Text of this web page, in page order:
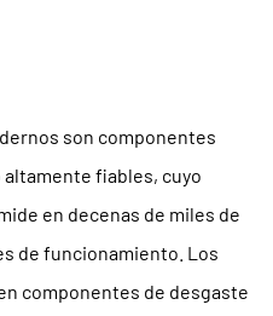
son componentes
fiables, cuyo
en decenas de miles de
de funcionamiento. Los
componentes de desgaste